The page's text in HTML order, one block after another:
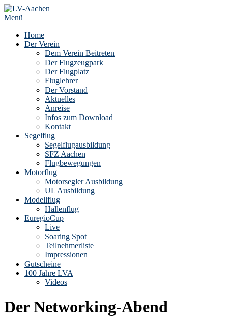
Zum
Inhalt
Menü
Home
Der Verein
Dem Verein Beitreten
Der Flugzeugpark
Der Flugplatz
Fluglehrer
Der Vorstand
Aktuelles
Anreise
Infos zum Download
Kontakt
Segelflug
Segelflugausbildung
SFZ Aachen
Flugbewegungen
Motorflug
Motorsegler Ausbildung
UL Ausbildung
Modellflug
Hallenflug
EuregioCup
Live
Soaring Spot
Teilnehmerliste
Impressionen
Gutscheine
100 Jahre LVA
Videos
Der Networking-Abend